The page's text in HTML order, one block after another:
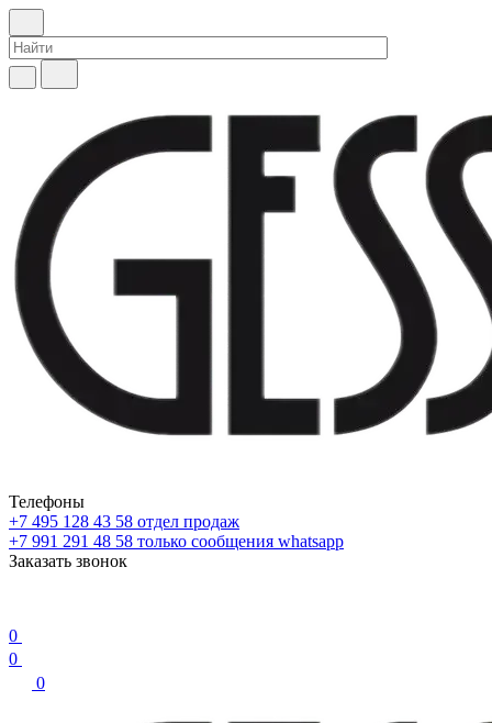
Телефоны
+7 495 128 43 58 отдел продаж
+7 991 291 48 58 только сообщения whatsapp
Заказать звонок
0
0
0